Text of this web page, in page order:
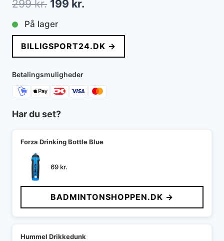
299kr. Den
oprindelige
pris
var:
299 kr..
199 kr.
pris
er:
På lager
BILLIGSPORT24.DK →
Betalingsmuligheder
Har du set?
Forza Drinking Bottle Blue
69kr.
BADMINTONSHOPPEN.DK →
Hummel Drikkedunk